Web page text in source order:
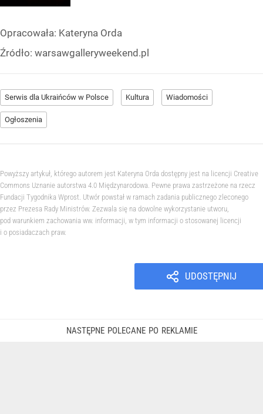
Opracowała: Kateryna Orda
Źródło: warsawgalleryweekend.pl
Serwis dla Ukraińców w Polsce Kultura Wiadomości
Ogłoszenia
Powyższy artykuł, którego autorem jest Kateryna Orda dostępny jest na licencji Creative
Commons Uznanie autorstwa 4.0 Międzynarodowa. Pewne prawa zastrzeżone na rzecz
Fundacji Tygodnika Wprost. Utwór powstał w ramach zadania publicznego zleconego
przez Prezesa Rady Ministrów. Zezwala się na dowolne wykorzystanie utworu,
pod warunkiem zachowania ww. informacji, w tym informacji o stosowanej licencji
i o posiadaczach praw.
UDOSTĘPNIJ